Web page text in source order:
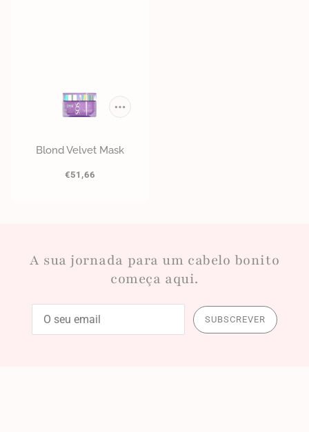
Blond Velvet Mask
€51,66
A sua jornada para um cabelo bonito
começa aqui.
SUBSCREVER